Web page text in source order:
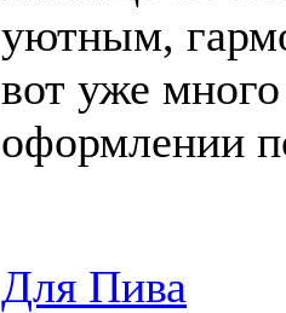
уютным,
вот уже
оформлении
Для Пива